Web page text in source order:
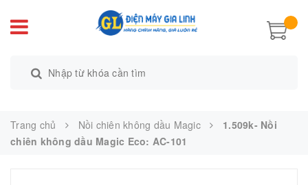
Trang chủ Nồi chiên không dầu Magic
1.509k- Nồi
chiên không dầu Magic Eco: AC-101